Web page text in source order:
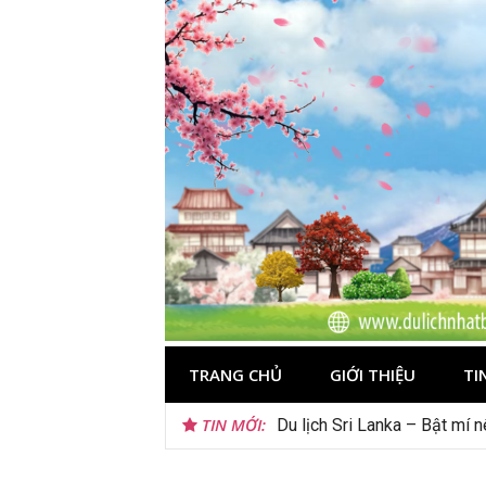
TRANG CHỦ GIỚI THIỆU
TIN MỚI: Gợi ý – Tháng 7 Hàn Quốc